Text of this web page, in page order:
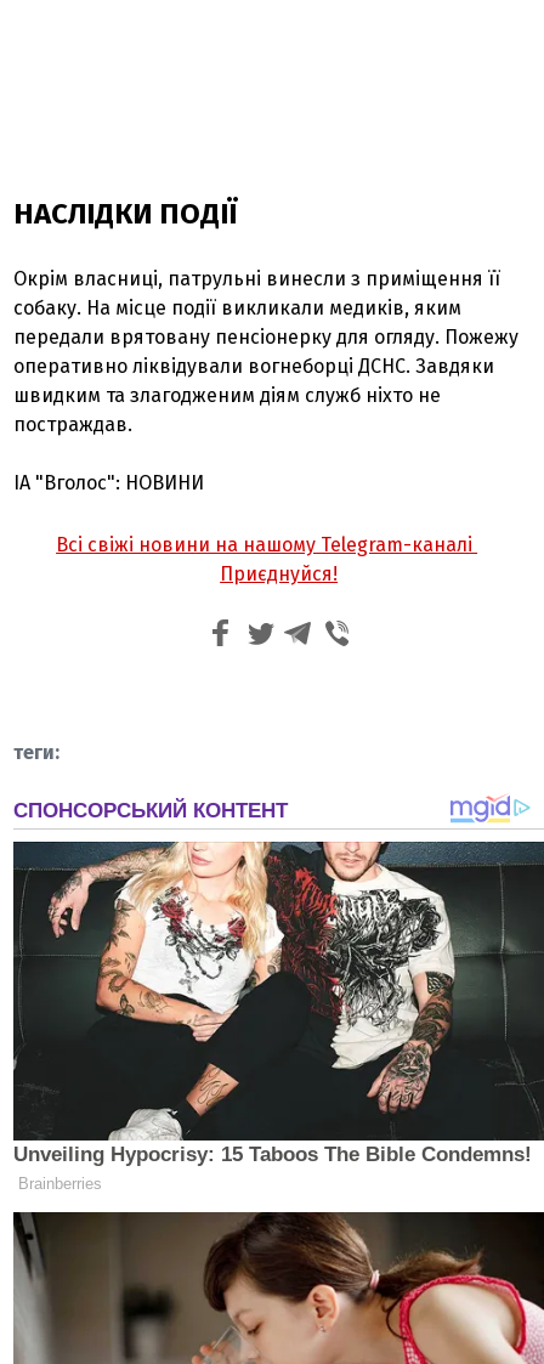
НАСЛІДКИ ПОДІЇ
Окрім власниці, патрульні винесли з приміщення її
собаку. На місце події викликали медиків, яким
передали врятовану пенсіонерку для огляду. Пожежу
оперативно ліквідували вогнеборці ДСНС. Завдяки
швидким та злагодженим діям служб ніхто не
постраждав.
ІА "Вголос": НОВИНИ
Всі свіжі новини на нашому Telegram-каналі
Приєднуйся!